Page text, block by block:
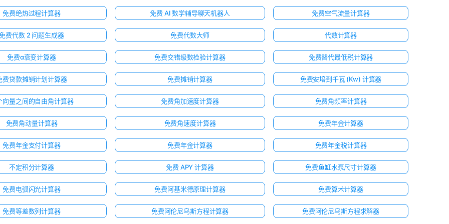
免费绝热过程计算器 免费 AI 数学辅导聊天机器人 免费空气流量计算器
费代数 2 问题生成器 免费代数大师 代数计算器
免费α衰变计算器 免费交错级数检验计算器 免费替代最低税计算器
费贷款摊销计划计算器 免费摊销计算器 免费安培到千瓦 (Kw) 计算器
向量之间的自由角计算器 免费角加速度计算器 免费角频率计算器
免费角动量计算器 免费角速度计算器 免费年金计算器
免费年金支付计算器 免费年金计算器 免费年金税计算器
不定积分计算器 免费 APY 计算器 免费鱼缸水泵尺寸计算器
免费电弧闪光计算器 免费阿基米德原理计算器 免费算术计算器
免费等差数列计算器 免费阿伦尼乌斯方程计算器 免费阿伦尼乌斯方程求解器